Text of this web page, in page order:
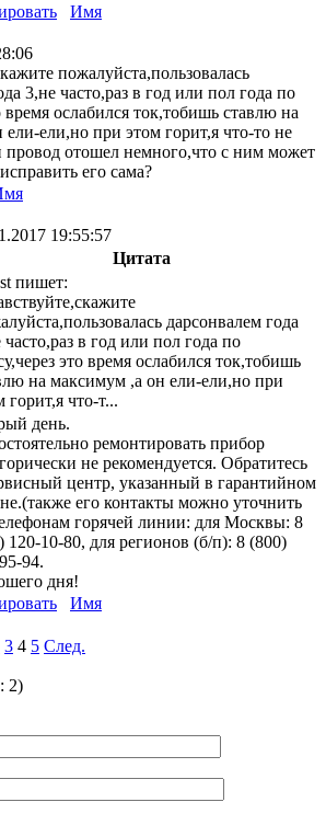
Имя
пожалуйста,пользовалась
3,не часто,раз в год или пол года по
время ослабился ток,тобишь ставлю на
ели,но при этом горит,я что-то не
провод отошел немного,что с ним может
его сама?
19:55:57
Цитата
пишет:
дарсонвалем года
часто,раз в год или пол года по
это время ослабился ток,тобишь
на максимум ,а он ели-ели,но при
горит,я что-т...
день.
ремонтировать прибор
не рекомендуется. Обратитесь
центр, указанный в гарантийном
его контакты можно уточнить
горячей линии: для Москвы: 8
120-10-80, для регионов (б/п): 8 (800)
94.
дня!
Имя
3 4 5 След.
2)